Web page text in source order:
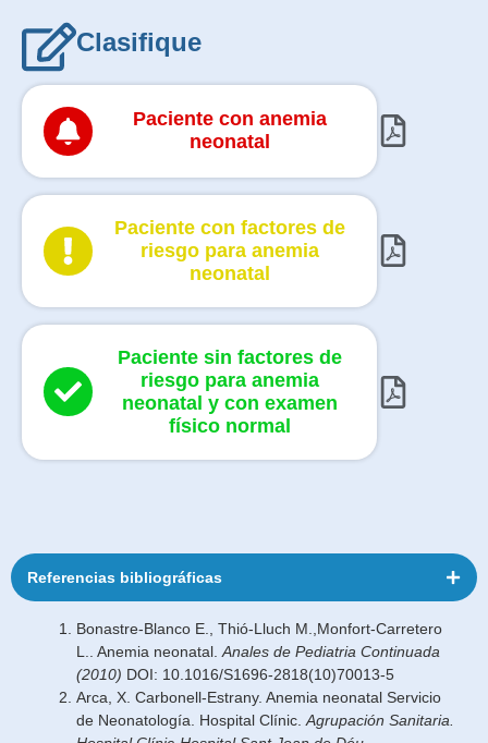
Clasifique
Paciente con anemia
neonatal
Paciente con factores de
riesgo para anemia
neonatal
Paciente sin factores de
riesgo para anemia
neonatal y con examen
físico normal
Referencias bibliográficas
Bonastre-Blanco E., Thió-Lluch M.,Monfort-Carretero
L.. Anemia neonatal. Anales de Pediatria Continuada
(2010) DOI: 10.1016/S1696-2818(10)70013-5
Arca, X. Carbonell-Estrany. Anemia neonatal Servicio
de Neonatología. Hospital Clínic. Agrupación Sanitaria.